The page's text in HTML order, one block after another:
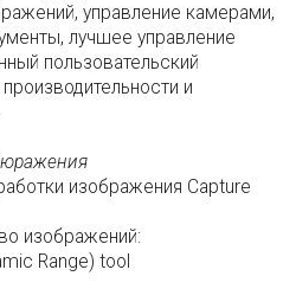
управление камерами,
лучшее управление
пользовательский
и
изображения Capture
изображений:
Range) tool